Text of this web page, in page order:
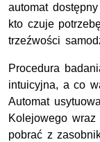
automat
kto czuje
trzeźwości
Procedura
intuicyjna, a co
Automat
Kolejowego
pobrać z